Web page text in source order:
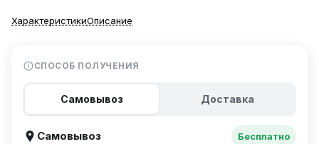
ХарактеристикиОписание
СПОСОБ ПОЛУЧЕНИЯ
Самовывоз Доставка
Самовывоз
Бесплатно